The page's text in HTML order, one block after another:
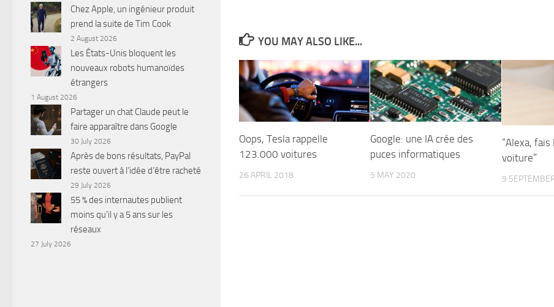
YOU MAY ALSO LIKE...
Oops, Tesla rappelle
123.000 voitures
26 APRIL 2018
Google: une IA crée des
puces informatiques
5 MAY 2020
“Alexa,
voiture”
9
Chez Apple, un ingénieur produit
prend la suite de Tim Cook
2 August 2026
Les États-Unis bloquent les
nouveaux robots humanoïdes
étrangers
1 August 2026
Partager un chat Claude peut le
faire apparaître dans Google
30 July 2026
Après de bons résultats, PayPal
reste ouvert à l’idée d’être racheté
29 July 2026
55 % des internautes publient
moins qu’il y a 5 ans sur les
réseaux
27 July 2026